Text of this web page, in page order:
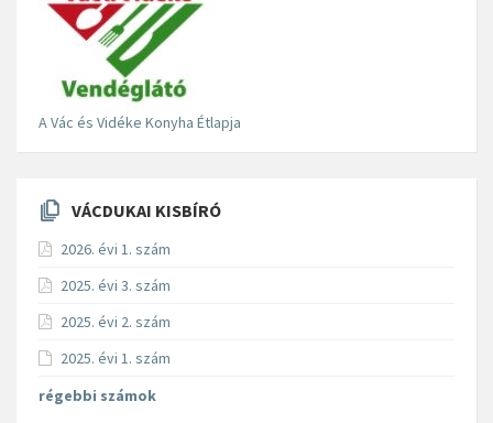
A Vác és Vidéke Konyha Étlapja
VÁCDUKAI KISBÍRÓ
2026. évi 1. szám
2025. évi 3. szám
2025. évi 2. szám
2025. évi 1. szám
régebbi számok